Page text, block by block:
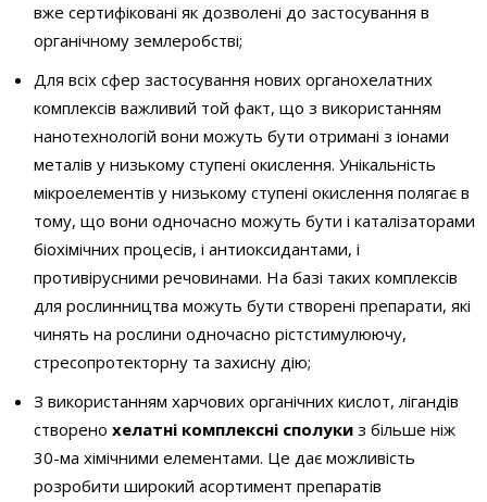
вже сертифіковані як дозволені до застосування в
органічному землеробстві;
Для всіх сфер застосування нових органохелатних
комплексів важливий той факт, що з використанням
нанотехнологій вони можуть бути отримані з іонами
металів у низькому ступені окислення. Унікальність
мікроелементів у низькому ступені окислення полягає в
тому, що вони одночасно можуть бути і каталізаторами
біохімічних процесів, і антиоксидантами, і
противірусними речовинами. На базі таких комплексів
для рослинництва можуть бути створені препарати, які
чинять на рослини одночасно рістстимулюючу,
стресопротекторну та захисну дію;
З використанням харчових органічних кислот, лігандів
створено хелатні комплексні сполуки з більше ніж
30-ма хімічними елементами. Це дає можливість
розробити широкий асортимент препаратів